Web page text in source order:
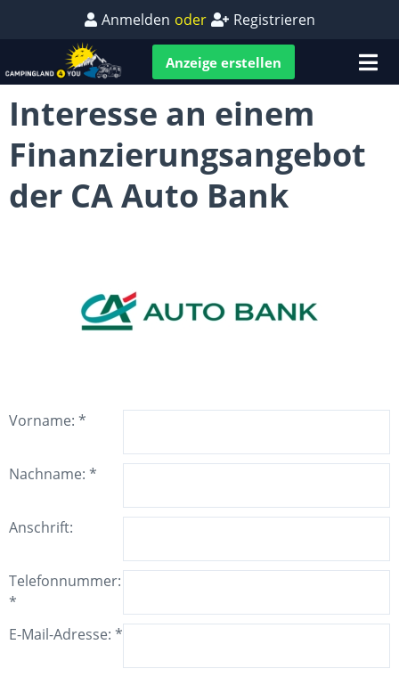
Anmelden oder Registrieren
Anzeige erstellen
Interesse an einem
Finanzierungsangebot
der CA Auto Bank
Vorname: *
Nachname: *
Anschrift:
Telefonnummer:
*
E-Mail-Adresse: *